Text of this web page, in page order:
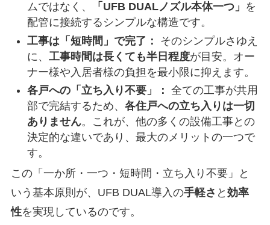
ムではなく、
「UFB DUALノズル本体一つ」 を
配管に接続するシンプルな構造です。
工事は「短時間」で完了：
そのシンプルさゆえ
に、 工事時間は長くても半日程度が目安。オー
ナー様や入居者様の負担を最小限に抑えます。
各戸への「立ち入り不要」： 全ての工事が共用
部で完結するため、 各住戸への立ち入りは一切
ありません。これが、他の多くの設備工事との
決定的な違いであり、最大のメリットの一つで
す。
この「一か所・一つ・短時間・立ち入り不要」と
いう基本原則が、UFB DUAL導入の手軽さ と 効率
性を実現しているのです。